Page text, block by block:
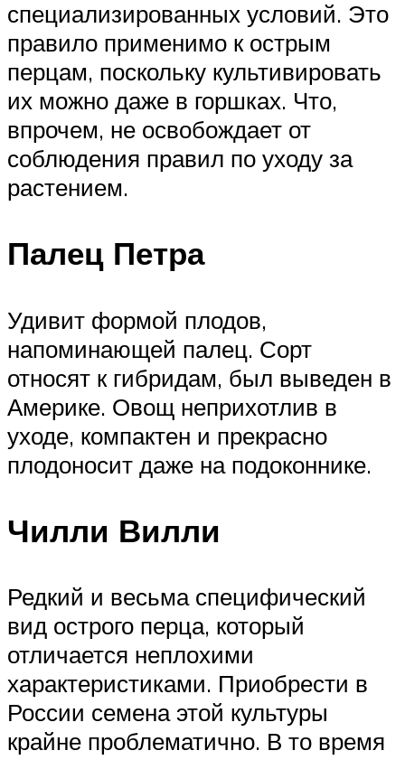
специализированных условий. Это
правило применимо к острым
перцам, поскольку культивировать
их можно даже в горшках. Что,
впрочем, не освобождает от
соблюдения правил по уходу за
растением.
Палец Петра
Удивит формой плодов,
напоминающей палец. Сорт
относят к гибридам, был выведен в
Америке. Овощ неприхотлив в
уходе, компактен и прекрасно
плодоносит даже на подоконнике.
Чилли Вилли
Редкий и весьма специфический
вид острого перца, который
отличается неплохими
характеристиками. Приобрести в
России семена этой культуры
крайне проблематично. В то время